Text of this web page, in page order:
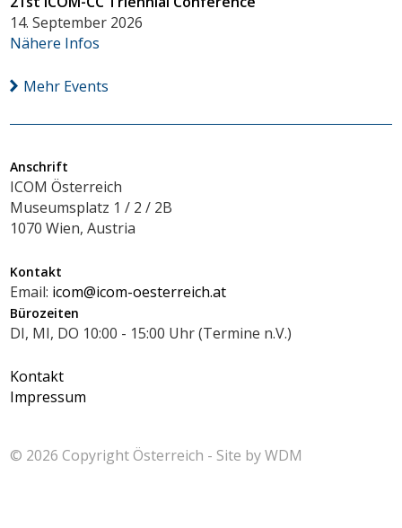
14. September 2026
Nähere Infos
Mehr Events
Anschrift
ICOM Österreich
Museumsplatz 1 / 2 / 2B
1070 Wien, Austria
Kontakt
Email: icom@icom-oesterreich.at
Bürozeiten
DI, MI, DO 10:00 - 15:00 Uhr (Termine n.V.)
Kontakt
Impressum
© 2026 CopyrightÖsterreich - Site byWDM